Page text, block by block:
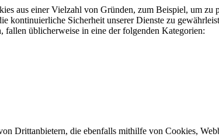
aus einer Vielzahl von Gründen, zum Beispiel, um
kontinuierliche Sicherheit unserer Dienste zu
üblicherweise in eine der folgenden Kategorien:
Drittanbietern, die ebenfalls mithilfe von Cookies,